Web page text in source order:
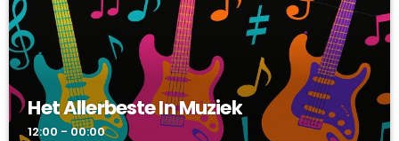
Het Allerbeste In Muziek
12:00 - 00:00